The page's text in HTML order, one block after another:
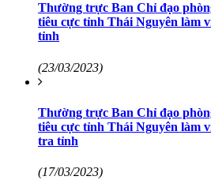
Thường trực Ban Chỉ đạo
tiêu cực tỉnh Thái Nguyên làm
tỉnh
(23/03/2023)
Thường trực Ban Chỉ đạo
tiêu cực tỉnh Thái Nguyên làm
tra tỉnh
(17/03/2023)